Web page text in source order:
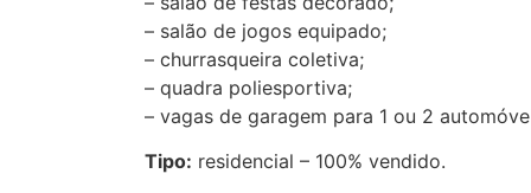
– salão de jogos equipado;
– churrasqueira coletiva;
– quadra poliesportiva;
– vagas de garagem para 1 ou 2
Tipo: residencial – 100% vendido.